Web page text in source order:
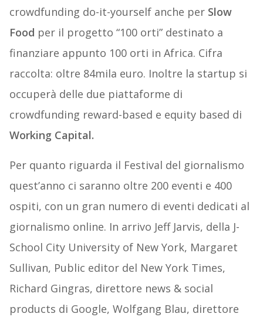
crowdfunding do-it-yourself anche per Slow
Food per il progetto “100 orti” destinato a
finanziare appunto 100 orti in Africa. Cifra
raccolta: oltre 84mila euro. Inoltre la startup si
occuperà delle due piattaforme di
crowdfunding reward-based e equity based di
Working Capital.
Per quanto riguarda il Festival del giornalismo
quest’anno ci saranno oltre 200 eventi e 400
ospiti, con un gran numero di eventi dedicati al
giornalismo online. In arrivo Jeff Jarvis, della J-
School City University of New York, Margaret
Sullivan, Public editor del New York Times,
Richard Gingras, direttore news & social
products di Google, Wolfgang Blau, direttore